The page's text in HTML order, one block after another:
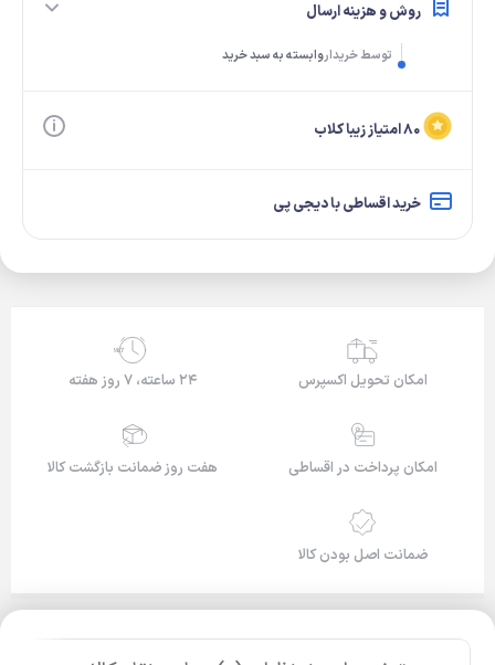
روش و هزینه ارسال
توسط خریداروابسته به سبد خرید
۸۰ امتیاز زیبا کلاب
خرید اقساطی با دیجی پی
امکان تحویل اکسپرس
24/7
۲۴ ساعته، ۷ روز هفته
امکان پرداخت در اقساطی هفت روز ضمانت بازگشت کالا
ضمانت اصل بودن کالا